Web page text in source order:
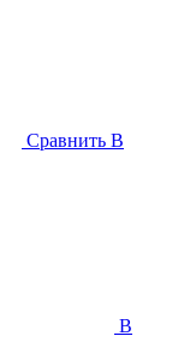
Сравнить В
В